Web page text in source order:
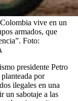
vive en un
armados, que
Foto:
presidente Petro
por
ilegales en una
un sabotaje a las